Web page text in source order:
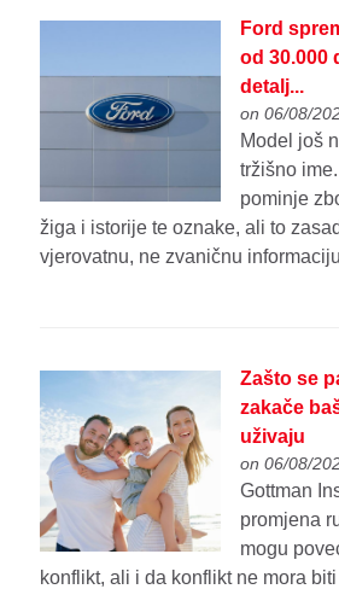
Ford
od 30.000
detalj...
on 06/08/
Model još
tržišno
pominje
žiga i istorije te oznake, ali to
vjerovatnu, ne zvaničnu informaciju
Zašto se
zakače
uživaju
on 06/08/
Gottman
promjena
mogu
konflikt, ali i da konflikt ne mora